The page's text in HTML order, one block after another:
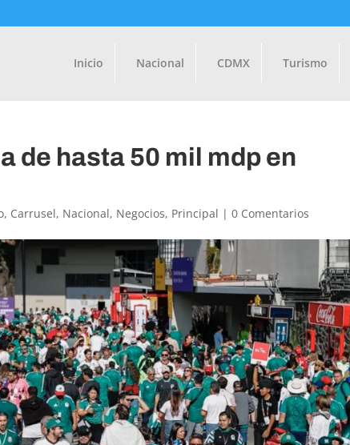
Inicio Nacional CDMX Turismo
de hasta 50 mil mdp en
, Carrusel, Nacional, Negocios, Principal |0 Comentarios